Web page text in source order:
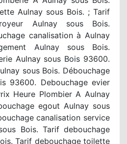
Aulnay sous Bois. ; Tarif
Aulnay sous Bois.
canalisation à Aulnay
Aulnay sous Bois.
Aulnay sous Bois 93600.
sous Bois. Débouchage
93600. Debouchage evier
Heure Plombier A Aulnay
egout Aulnay sous
canalisation service
Bois. Tarif debouchage
Tarif debouchage toilette